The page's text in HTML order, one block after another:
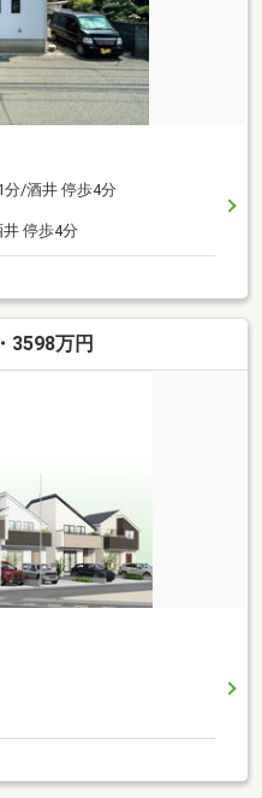
/酒井 停歩4分
停歩4分
3598万円